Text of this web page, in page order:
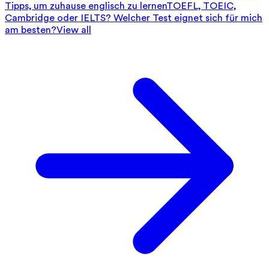
Tipps, um zuhause englisch zu lernenTOEFL, TOEIC,
Cambridge oder IELTS? Welcher Test eignet sich für mich
am besten?View all